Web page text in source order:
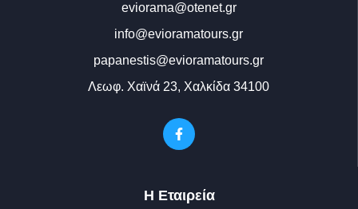
eviorama@otenet.gr
info@evioramatours.gr
papanestis@evioramatours.gr
Λεωφ. Χαϊνά 23, Χαλκίδα 34100
Η Εταιρεία